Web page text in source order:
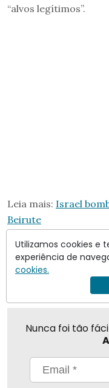
“alvos legítimos”.
Leia mais: Israel
Beirute
Compartilhar
Nunca foi tão
Utilizamos cookies e
experiência de
cookies.